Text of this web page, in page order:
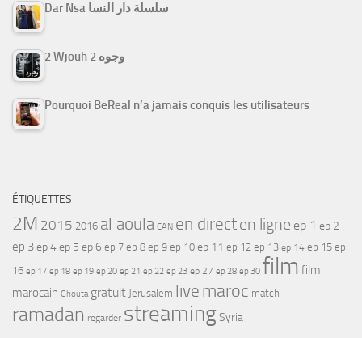
Dar Nsa سلسلة دار النسا
2 Wjouh 2 وجوه
Pourquoi BeReal n’a jamais conquis les utilisateurs
ÉTIQUETTES
2M 2015 2016 al aoula CAN en directen ligne ep 1 ep 2
ep 3ep 4ep 5 ep 6 ep 7 ep 8 ep 9 ep 10 ep 11 ep 12 ep 13 ep 14 ep 15 ep
16 ep 17 ep 18 ep 19 ep 20 ep 21 ep 22 ep 23 ep 27 ep 28 ep 30 film film
marocain Ghouta gratuit Jerusalem live maroc match
ramadan regarder streamingSyria